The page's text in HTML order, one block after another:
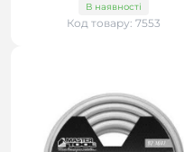
В наявності
Код товару: 7553